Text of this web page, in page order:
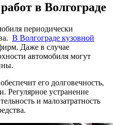
в Волгограде
периодически
В Волгограде кузовной
Даже в случае
автомобиля могут
его долговечность,
Регулярное устранение
и малозатратность